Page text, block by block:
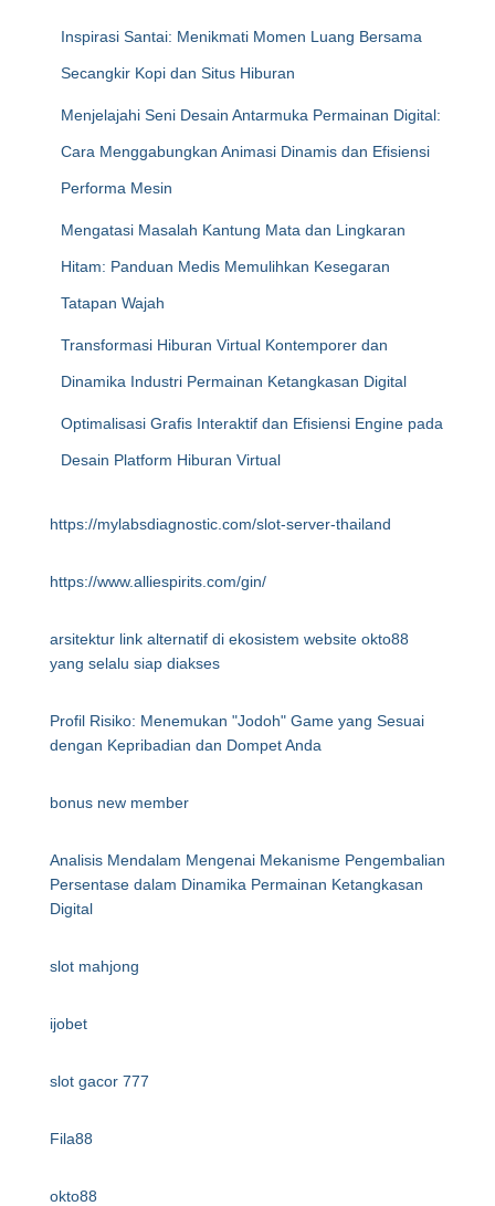
Inspirasi Santai: Menikmati Momen Luang Bersama
Secangkir Kopi dan Situs Hiburan
Menjelajahi Seni Desain Antarmuka Permainan Digital:
Cara Menggabungkan Animasi Dinamis dan Efisiensi
Performa Mesin
Mengatasi Masalah Kantung Mata dan Lingkaran
Hitam: Panduan Medis Memulihkan Kesegaran
Tatapan Wajah
Transformasi Hiburan Virtual Kontemporer dan
Dinamika Industri Permainan Ketangkasan Digital
Optimalisasi Grafis Interaktif dan Efisiensi Engine pada
Desain Platform Hiburan Virtual
https://mylabsdiagnostic.com/slot-server-thailand
https://www.alliespirits.com/gin/
arsitektur link alternatif di ekosistem website okto88
yang selalu siap diakses
Profil Risiko: Menemukan "Jodoh" Game yang Sesuai
dengan Kepribadian dan Dompet Anda
bonus new member
Analisis Mendalam Mengenai Mekanisme Pengembalian
Persentase dalam Dinamika Permainan Ketangkasan
Digital
slot mahjong
ijobet
slot gacor 777
Fila88
okto88